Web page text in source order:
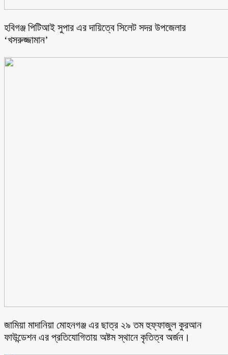
হবিগঞ্জ পিটিআই সুপার এর দায়িত্বে সিলেট সদর উপজেলার
‘খসরুজ্জামান’
জামিয়া মাদানিয়া মোহনগঞ্জ এর ছাত্র ২৯ তম হুফ্ফাজুল কুরআন
ফাউন্ডেশন এর প্রতিযোগিতায় অষ্টম স্থানে কৃতিত্ব অর্জন।